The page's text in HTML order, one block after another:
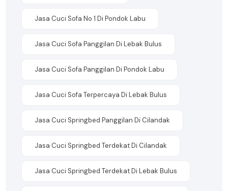
Jasa Cuci Sofa No 1 Di Pondok Labu
Jasa Cuci Sofa Panggilan Di Lebak Bulus
Jasa Cuci Sofa Panggilan Di Pondok Labu
Jasa Cuci Sofa Terpercaya Di Lebak Bulus
Jasa Cuci Springbed Panggilan Di Cilandak
Jasa Cuci Springbed Terdekat Di Cilandak
Jasa Cuci Springbed Terdekat Di Lebak Bulus